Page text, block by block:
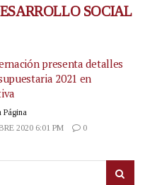
SOCIAL
presenta detalles
2021 en
Página
2020 6:01 PM
0